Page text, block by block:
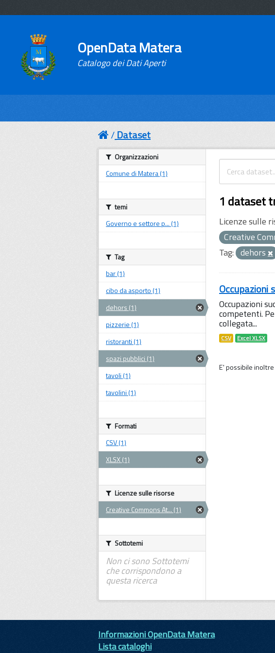
OpenData Matera
Catalogo dei Dati Aperti
Dataset
1 dataset
Licenze sulle
Creative
Tag: dehors
Occupazioni
Occupazioni
competenti.
collegata...
CSV Excel XLSX
E' possibile
Organizzazioni
Comune di Matera (1)
temi
Governo e settore p... (1)
Tag
bar (1)
cibo da asporto (1)
dehors (1)
pizzerie (1)
ristoranti (1)
spazi pubblici (1)
tavoli (1)
tavolini (1)
Formati
CSV (1)
XLSX (1)
Licenze sulle risorse
Creative Commons At... (1)
Sottotemi
Non ci sono Sottotemi
che corrispondono a
questa ricerca
Informazioni OpenData Matera
Lista cataloghi